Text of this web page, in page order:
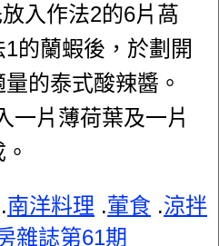
入作法2的6片萵
的蘭蝦後，於劃開
的泰式酸辣醬。
一片薄荷葉及一片
.南洋料理 .葷食 .涼拌
雜誌第61期